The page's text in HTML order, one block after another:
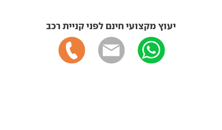
יעוץ מקצועי חינם לפני קניית רכב